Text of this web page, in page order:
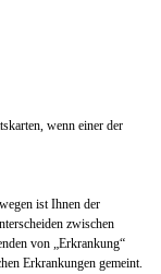
wenn einer der
ist Ihnen der
zwischen
von „Erkrankung“
Erkrankungen gemeint.